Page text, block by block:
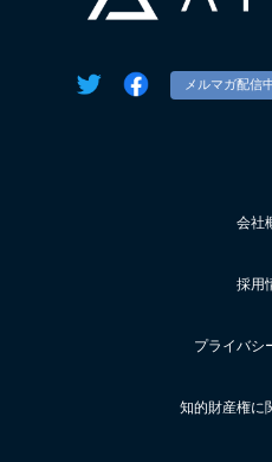
メルマガ配信
会社
採用
プライバシ
知的財産権に